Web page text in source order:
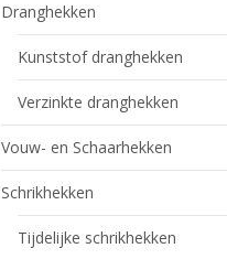
Dranghekken
Kunststof dranghekken
Verzinkte dranghekken
Vouw- en Schaarhekken
Schrikhekken
Tijdelijke schrikhekken